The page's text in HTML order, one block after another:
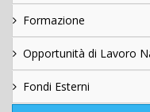
Formazione
Opportunità di Lavoro
Fondi Esterni